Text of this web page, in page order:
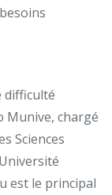
difficulté
Munive, chargé
Sciences
est le principal